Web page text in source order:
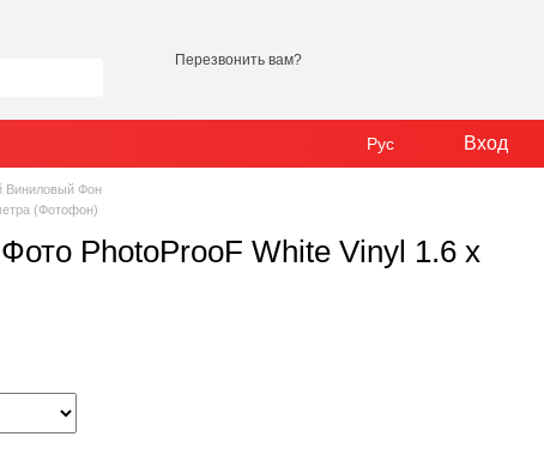
Перезвонить вам?
Рус Вход
Виниловый Фон
(Фотофон)
PhotoProoF White Vinyl 1.6 х